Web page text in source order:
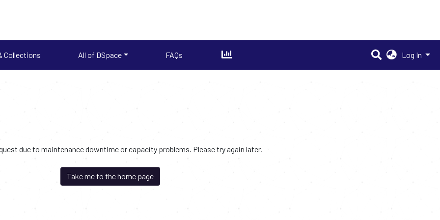
Collections All of DSpace FAQs Log In
due to maintenance downtime or capacity problems. Please try again later.
Take me to the home page